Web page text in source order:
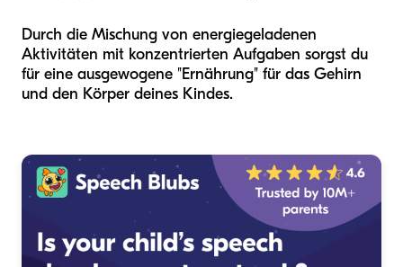
Durch die Mischung von energiegeladenen
Aktivitäten mit konzentrierten Aufgaben sorgst du
für eine ausgewogene "Ernährung" für das Gehirn
und den Körper deines Kindes.